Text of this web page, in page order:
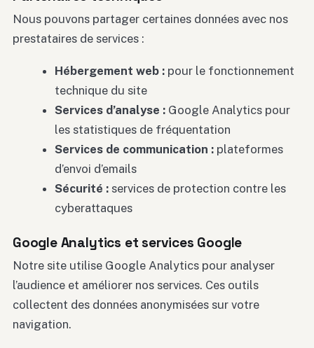
Nous pouvons partager certaines données avec nos
prestataires de services :
Hébergement web :pour le fonctionnement
technique du site
Services d’analyse :Google Analytics pour
les statistiques de fréquentation
Services de communication :plateformes
d’envoi d’emails
Sécurité :services de protection contre les
cyberattaques
Google Analytics et services Google
Notre site utilise Google Analytics pour analyser
l’audience et améliorer nos services. Ces outils
collectent des données anonymisées sur votre
navigation.